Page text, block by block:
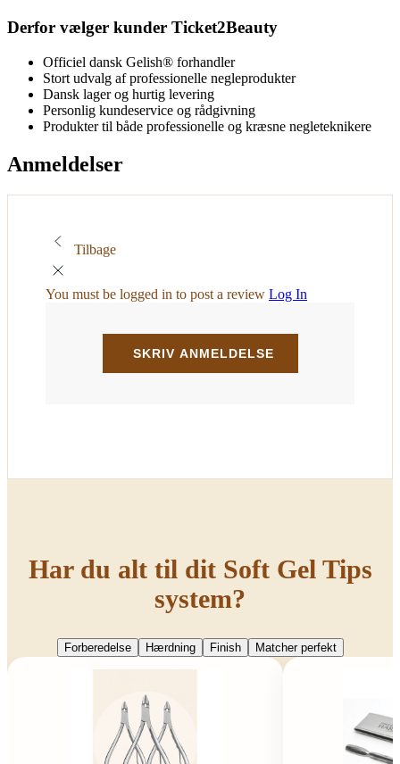
Derfor vælger kunder Ticket2Beauty
Officiel dansk Gelish® forhandler
Stort udvalg af professionelle negleprodukter
Dansk lager og hurtig levering
Personlig kundeservice og rådgivning
Produkter til både professionelle og kræsne negleteknikere
Anmeldelser
Tilbage
You must be logged in to post a review Log In
Har du alt til dit Soft Gel Tips
system?
Forberedelse Hærdning Finish Matcher perfekt